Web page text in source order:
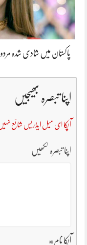
پاکستان میں شادی شدہ
اپنا تبصرہ بھیجیں
آپکا ای میل ایڈریس شائع
اپنا تبصرہ لکھیں
آپکا نام*